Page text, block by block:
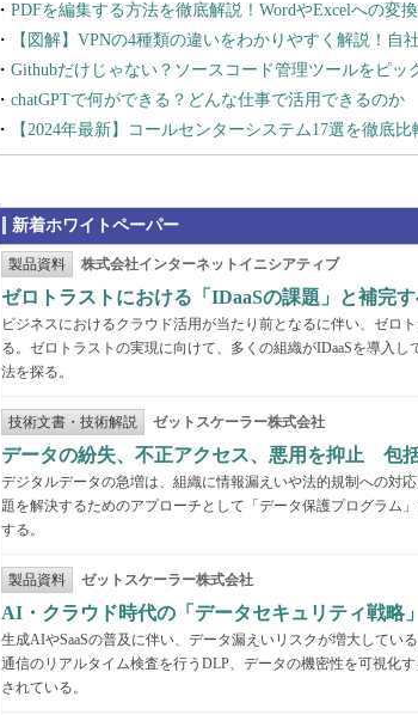
PDFを編集する方法を徹底解説！WordやExcelへの変
【図解】VPNの4種類の違いをわかりやすく解説！自
Githubだけじゃない？ソースコード管理ツールをピッ
chatGPTで何ができる？どんな仕事で活用できるのか
【2024年最新】コールセンターシステム17選を徹底
新着ホワイトペーパー
製品資料 株式会社インターネットイニシアティブ
ゼロトラストにおける「IDaaSの課題」と補完
ビジネスにおけるクラウド活用が当たり前となるに伴い、ゼロ
る。ゼロトラストの実現に向けて、多くの組織がIDaaSを導入
法を探る。
技術文書・技術解説 ゼットスケーラー株式会社
データの紛失、不正アクセス、悪用を抑止 包
デジタルデータの急増は、組織に情報漏えいや法的規制への対
題を解決するためのアプローチとして「データ保護プログラム
する。
製品資料 ゼットスケーラー株式会社
AI・クラウド時代の「データセキュリティ戦略
生成AIやSaaSの普及に伴い、データ漏えいリスクが増大してい
通信のリアルタイム検査を行うDLP、データの機密性を可視化
されている。